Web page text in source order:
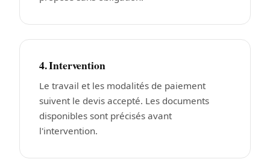
4. Intervention
Le travail et les modalités de paiement
suivent le devis accepté. Les documents
disponibles sont précisés avant
l'intervention.